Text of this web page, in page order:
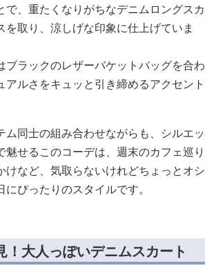
で、重たくなりがちなデニムロングスカ
を取り、涼しげな印象に仕上げていま
ブラックのレザーバケットバッグを合わ
アルさをキュッと引き締めるアクセント
ム同士の組み合わせながらも、シルエッ
魅せるこのコーデは、週末のカフェ巡り
けなど、気取らないけれどちょっとオシ
ぴったりのスタイルです。
！大人っぽいデニムスカート